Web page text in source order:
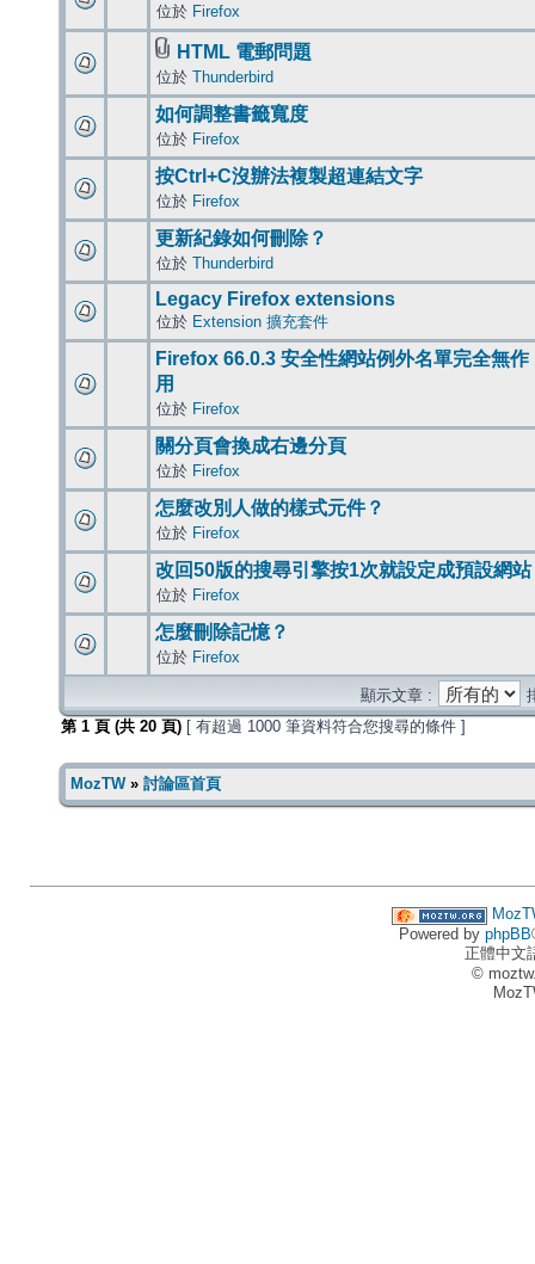
位於 Firefox
HTML 電郵問題
位於 Thunderbird
如何調整書籤寬度
位於 Firefox
按Ctrl+C沒辦法複製超連結文字
位於 Firefox
更新紀錄如何刪除？
位於 Thunderbird
Legacy Firefox extensions
位於 Extension 擴充套件
Firefox 66.0.3 安全性網站例外名單完全無作
用
位於 Firefox
關分頁會換成右邊分頁
位於 Firefox
怎麼改別人做的樣式元件？
位於 Firefox
改回50版的搜尋引擎按1次就設定成預設網站
位於 Firefox
怎麼刪除記憶？
位於 Firefox
顯示文章 :
第 1 頁 (共 20 頁) [ 有超過 1000 筆資料符合您搜尋的條件 ]
MozTW» 討論區首頁
Powered by phpBB
正體中文
©